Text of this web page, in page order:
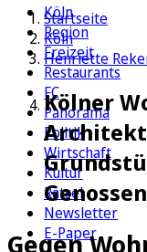
Köln
Region
Freizeit
Restaurants
FC
Panorama
Politik
Wirtschaft
Kultur
Rätsel
Newsletter
E-Paper
Startseite
Köln
Henriette
Kölner
Gegen